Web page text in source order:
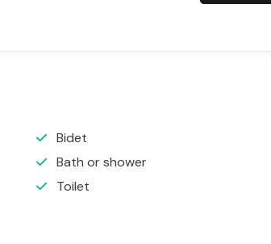
Bidet
Bath or shower
Toilet